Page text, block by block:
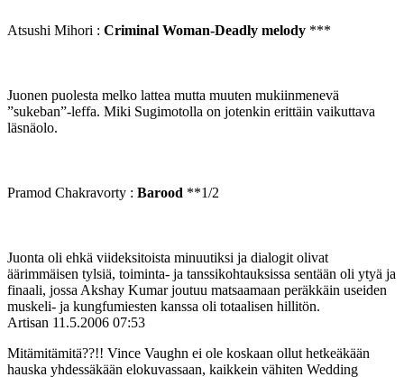
Atsushi Mihori : Criminal Woman-Deadly melody ***
Juonen puolesta melko lattea mutta muuten mukiinmenevä
”sukeban”-leffa. Miki Sugimotolla on jotenkin erittäin vaikuttava
läsnäolo.
Pramod Chakravorty : Barood **1/2
Juonta oli ehkä viideksitoista minuutiksi ja dialogit olivat
äärimmäisen tylsiä, toiminta- ja tanssikohtauksissa sentään oli ytyä ja
finaali, jossa Akshay Kumar joutuu matsaamaan peräkkäin useiden
muskeli- ja kungfumiesten kanssa oli totaalisen hillitön.
Artisan 11.5.2006 07:53
Mitämitämitä??!! Vince Vaughn ei ole koskaan ollut hetkeäkään
hauska yhdessäkään elokuvassaan, kaikkein vähiten Wedding